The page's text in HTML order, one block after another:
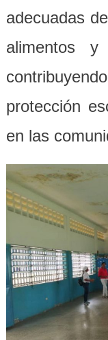
adecuadas
alimentos y
protección
en las